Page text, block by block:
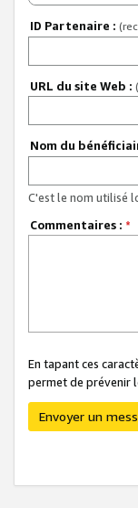
ID Partenaire :
URL du site Web :
Nom du
C'est le nom utilisé
Commentaires : *
En tapant ces
permet de prévenir
Envoyer un